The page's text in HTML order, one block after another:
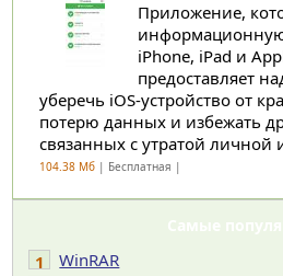
Приложение,
iPhone, iPad и
предоставляет
уберечь iOS-устройство от
потерю данных и избежать
связанных с утратой
104.38 Мб| Бесплатная |
Самые
1
WinRAR